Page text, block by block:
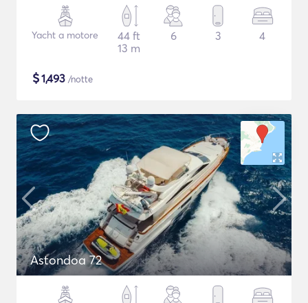
Yacht a motore
44 ft
13 m
6 3 4
$1,493 /notte
Astondoa 72